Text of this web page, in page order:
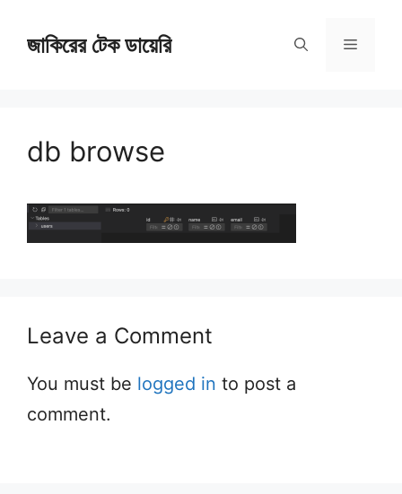
জাকিরের টেক ডায়েরি Menu
db browse
Leave a Comment
You must be logged in to post a
comment.